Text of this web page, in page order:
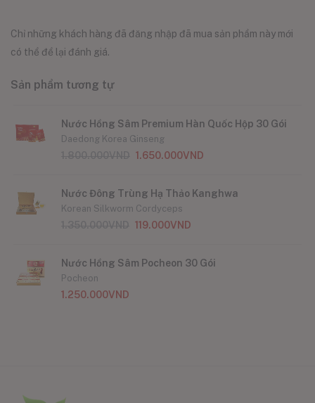
Chỉ những khách hàng đã đăng nhập đã mua sản phẩm này mới
có thể để lại đánh giá.
Sản phẩm tương tự
Nước Hồng Sâm Premium Hàn Quốc Hộp 30 Gói
Daedong Korea Ginseng
1.650.000VND
Nước Đông Trùng Hạ Thảo Kanghwa
Korean Silkworm Cordyceps
119.000VND
Nước Hồng Sâm Pocheon 30 Gói
Pocheon
1.250.000VND